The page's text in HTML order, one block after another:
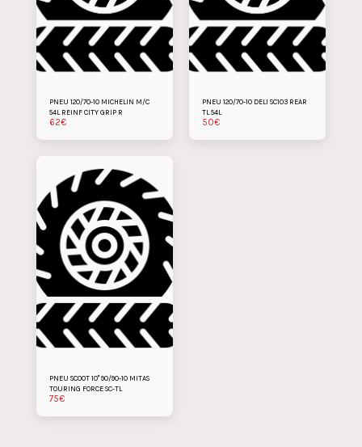
PNEU 120/70-10 MICHELIN M/C
54L REINF CITY GRIP R
62€
PNEU 120/70-10 DELI SC103 REAR
TL 54L
50€
PNEU SCOOT 10" 90/90-10 MITAS
TOURING FORCE SC-TL
75€